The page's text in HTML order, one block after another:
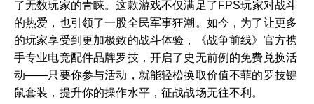
了无数玩家的青睐。这款游戏不仅满足了FPS玩家对战斗
的热爱，也引领了一股全民军事狂潮。如今，为了让更多
的玩家享受到更加极致的战斗体验，《战争前线》官方携
手专业电竞配件品牌罗技，开启了史无前例的免费兑换活
动——只要你参与活动，就能轻松换取价值不菲的罗技键
鼠套装，提升你的操作水平，征战战场无往不利。